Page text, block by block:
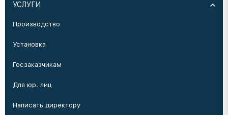
УСЛУГИ
Производство
Установка
Госзаказчикам
Для юр. лиц
Написать директору